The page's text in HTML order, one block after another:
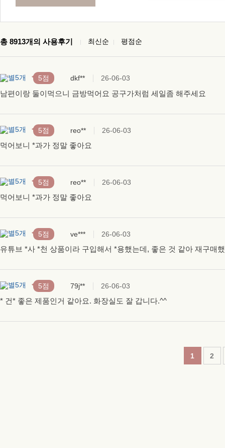
총 8913개의 사용후기 최신순 평점순
5점 dkf** 26-06-03
남편이랑 둘이먹으니 금방먹어요 공구가처럼 세일좀 해주세요
5점 reo** 26-06-03
먹어보니 *과가 정말 좋아요
5점 reo** 26-06-03
먹어보니 *과가 정말 좋아요
5점 ve*** 26-06-03
유튜브 *사 *천 상품이라 구입해서 *용했는데, 좋은 것 같아 재구매
5점 79j** 26-06-03
* 건* 좋은 제품인거 같아요. 화장실도 잘 갑니다.^^
1 2